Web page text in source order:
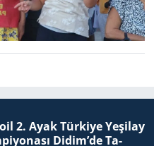
2. Ayak Tür­ki­ye Ye­şi­lay
Didim’de Ta­